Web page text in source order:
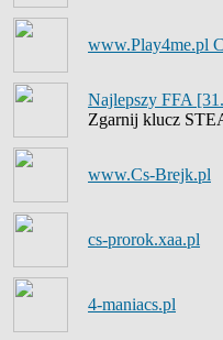
www.Play4me.pl
Najlepszy FFA
Zgarnij klucz
www.Cs-Brejk.pl
cs-prorok.xaa.pl
4-maniacs.pl